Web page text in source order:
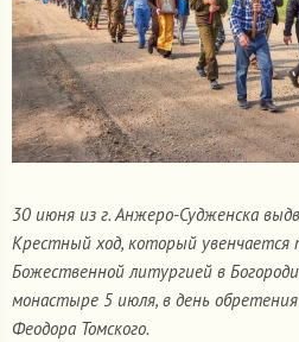
30 июня из г. Анжеро-Судженска
Крестный ход, который увенчается
Божественной литургией в
монастыре 5 июля, в день
Феодора Томского.